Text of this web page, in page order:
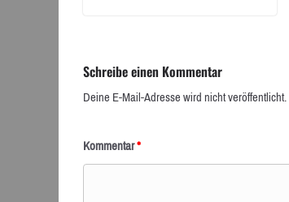
Schreibe einen Kommentar
Deine E-Mail-Adresse wird nicht veröffentlicht.
Kommentar*